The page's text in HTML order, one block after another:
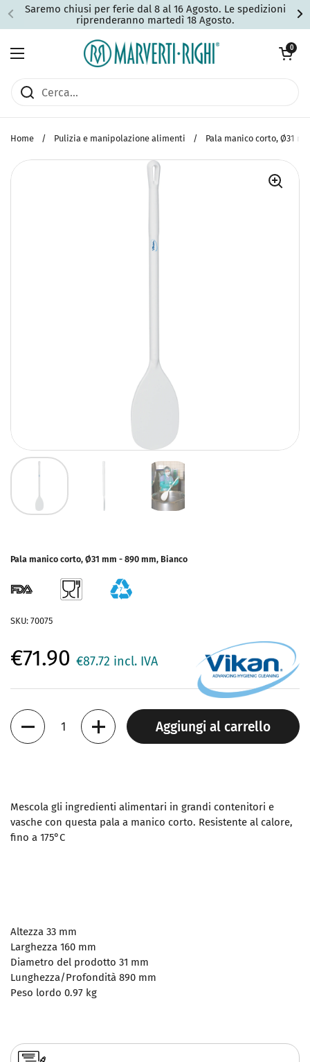
Passa ai contenuti
Saremo chiusi per ferie dal 8 al 16 Agosto. Le spedizioni
riprenderanno martedì 18 Agosto.
Apri menu
Apri carrello
0
Home / Pulizia e manipolazione alimenti / Pala manico corto, Ø31
Pala manico corto, Ø31 mm - 890 mm, Bianco
SKU: 70075
€71.90 €87.72 incl. IVA
Quantità
Aggiungi al carrello
Mescola gli ingredienti alimentari in grandi contenitori e
vasche con questa pala a manico corto. Resistente al calore,
fino a 175°C
Altezza 33 mm
Larghezza 160 mm
Diametro del prodotto 31 mm
Lunghezza/Profondità 890 mm
Peso lordo 0.97 kg